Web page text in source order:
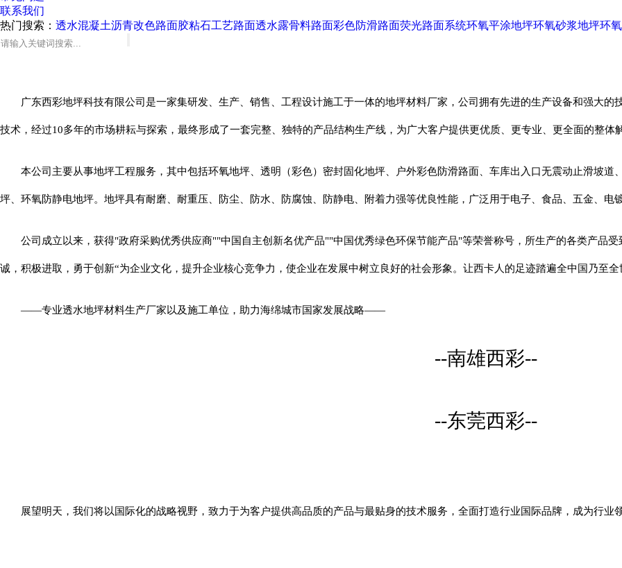
联系我们
热门搜索： 透水混凝土沥青改色路面胶粘石工艺路面透水露骨料路面彩色防滑路面荧光路面系统环氧平涂地坪环氧砂浆地坪环
广东西彩地坪科技有限公司是一家集研发、生产、销售、工程设计施工于一体的地坪材料厂家，公司拥有先进的生产设备和强大
技术，经过10多年的市场耕耘与探索，最终形成了一套完整、独特的产品结构生产线，为广大客户提供更优质、更专业、更全面的整体
本公司主要从事地坪工程服务，其中包括环氧地坪、透明（彩色）密封固化地坪、户外彩色防滑路面、车库出入口无震动止滑坡
坪、环氧防静电地坪。地坪具有耐磨、耐重压、防尘、防水、防腐蚀、防静电、附着力强等优良性能，广泛用于电子、食品、五金、
公司成立以来，获得"政府采购优秀供应商""中国自主创新名优产品""中国优秀绿色环保节能产品"等荣誉称号，所生产的各类产品
诚，积极进取，勇于创新“为企业文化，提升企业核心竞争力，使企业在发展中树立良好的社会形象。让西卡人的足迹踏遍全中国乃至
——专业透水地坪材料生产厂家以及施工单位，助力海绵城市国家发展战略——
--南雄西彩--
--东莞西彩--
展望明天，我们将以国际化的战略视野，致力于为客户提供高品质的产品与最贴身的技术服务，全面打造行业国际品牌，成为行业